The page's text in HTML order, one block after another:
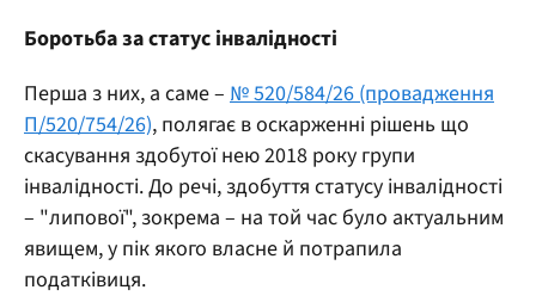
Боротьба за статус інвалідності
Перша з них, а саме – № 520/584/26 (провадження
П/520/754/26), полягає в оскарженні рішень що
скасування здобутої нею 2018 року групи
інвалідності. До речі, здобуття статусу інвалідності
– "липової", зокрема – на той час було актуальним
явищем, у пік якого власне й потрапила
податківиця.